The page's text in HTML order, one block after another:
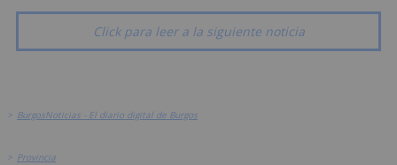
Click para leer a la siguiente noticia
> BurgosNoticias - El diario digital de Burgos
> Provincia